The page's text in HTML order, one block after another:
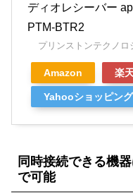
ディオレシーバー
PTM-BTR2
プリンストンテクノロ
Amazon 楽
Yahooショッピング
同時接続できる機
で可能